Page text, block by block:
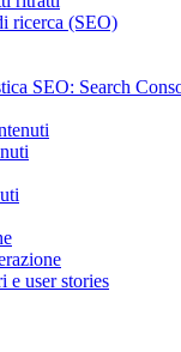
ricerca (SEO)
SEO: Search
e user stories